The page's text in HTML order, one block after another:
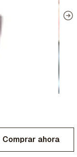
Comprar ahora